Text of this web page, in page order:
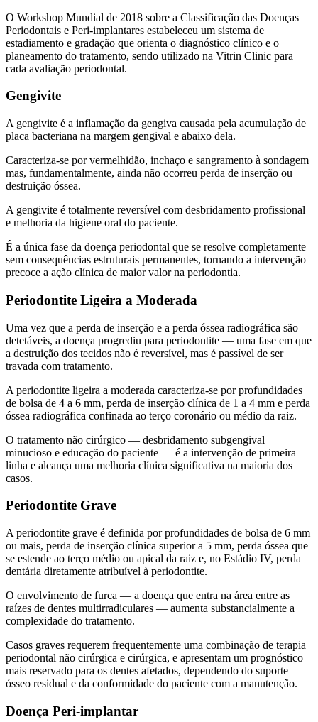
O Workshop Mundial de 2018 sobre a Classificação das Doenças
Periodontais e Peri-implantares estabeleceu um sistema de
estadiamento e gradação que orienta o diagnóstico clínico e o
planeamento do tratamento, sendo utilizado na Vitrin Clinic para
cada avaliação periodontal.
Gengivite
A gengivite é a inflamação da gengiva causada pela acumulação de
placa bacteriana na margem gengival e abaixo dela.
Caracteriza-se por vermelhidão, inchaço e sangramento à sondagem
mas, fundamentalmente, ainda não ocorreu perda de inserção ou
destruição óssea.
A gengivite é totalmente reversível com desbridamento profissional
e melhoria da higiene oral do paciente.
É a única fase da doença periodontal que se resolve completamente
sem consequências estruturais permanentes, tornando a intervenção
precoce a ação clínica de maior valor na periodontia.
Periodontite Ligeira a Moderada
Uma vez que a perda de inserção e a perda óssea radiográfica são
detetáveis, a doença progrediu para periodontite — uma fase em que
a destruição dos tecidos não é reversível, mas é passível de ser
travada com tratamento.
A periodontite ligeira a moderada caracteriza-se por profundidades
de bolsa de 4 a 6 mm, perda de inserção clínica de 1 a 4 mm e perda
óssea radiográfica confinada ao terço coronário ou médio da raiz.
O tratamento não cirúrgico — desbridamento subgengival
minucioso e educação do paciente — é a intervenção de primeira
linha e alcança uma melhoria clínica significativa na maioria dos
casos.
Periodontite Grave
A periodontite grave é definida por profundidades de bolsa de 6 mm
ou mais, perda de inserção clínica superior a 5 mm, perda óssea que
se estende ao terço médio ou apical da raiz e, no Estádio IV, perda
dentária diretamente atribuível à periodontite.
O envolvimento de furca — a doença que entra na área entre as
raízes de dentes multirradiculares — aumenta substancialmente a
complexidade do tratamento.
Casos graves requerem frequentemente uma combinação de terapia
periodontal não cirúrgica e cirúrgica, e apresentam um prognóstico
mais reservado para os dentes afetados, dependendo do suporte
ósseo residual e da conformidade do paciente com a manutenção.
Doença Peri-implantar